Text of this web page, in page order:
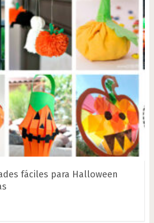
fáciles para Halloween